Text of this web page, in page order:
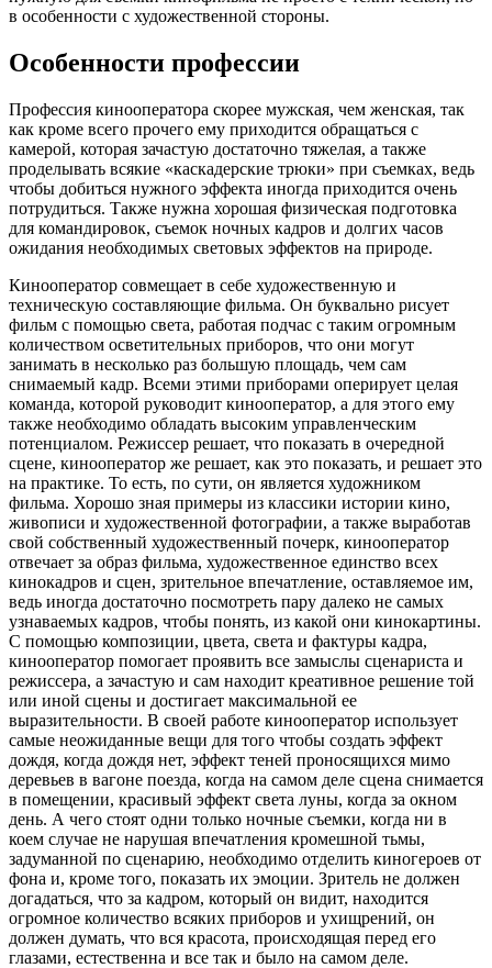
в особенности с художественной стороны.
Особенности профессии
Профессия кинооператора скорее мужская, чем женская, так
как кроме всего прочего ему приходится обращаться с
камерой, которая зачастую достаточно тяжелая, а также
проделывать всякие «каскадерские трюки» при съемках, ведь
чтобы добиться нужного эффекта иногда приходится очень
потрудиться. Также нужна хорошая физическая подготовка
для командировок, съемок ночных кадров и долгих часов
ожидания необходимых световых эффектов на природе.
Кинооператор совмещает в себе художественную и
техническую составляющие фильма. Он буквально рисует
фильм с помощью света, работая подчас с таким огромным
количеством осветительных приборов, что они могут
занимать в несколько раз большую площадь, чем сам
снимаемый кадр. Всеми этими приборами оперирует целая
команда, которой руководит кинооператор, а для этого ему
также необходимо обладать высоким управленческим
потенциалом. Режиссер решает, что показать в очередной
сцене, кинооператор же решает, как это показать, и решает это
на практике. То есть, по сути, он является художником
фильма. Хорошо зная примеры из классики истории кино,
живописи и художественной фотографии, а также выработав
свой собственный художественный почерк, кинооператор
отвечает за образ фильма, художественное единство всех
кинокадров и сцен, зрительное впечатление, оставляемое им,
ведь иногда достаточно посмотреть пару далеко не самых
узнаваемых кадров, чтобы понять, из какой они кинокартины.
С помощью композиции, цвета, света и фактуры кадра,
кинооператор помогает проявить все замыслы сценариста и
режиссера, а зачастую и сам находит креативное решение той
или иной сцены и достигает максимальной ее
выразительности. В своей работе кинооператор использует
самые неожиданные вещи для того чтобы создать эффект
дождя, когда дождя нет, эффект теней проносящихся мимо
деревьев в вагоне поезда, когда на самом деле сцена снимается
в помещении, красивый эффект света луны, когда за окном
день. А чего стоят одни только ночные съемки, когда ни в
коем случае не нарушая впечатления кромешной тьмы,
задуманной по сценарию, необходимо отделить киногероев от
фона и, кроме того, показать их эмоции. Зритель не должен
догадаться, что за кадром, который он видит, находится
огромное количество всяких приборов и ухищрений, он
должен думать, что вся красота, происходящая перед его
глазами, естественна и все так и было на самом деле.